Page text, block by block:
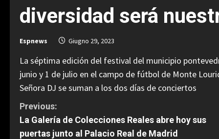
diversidad será
Espnews Giugno 29, 2023
La séptima edición del festival del municipio
junio y 1 de julio en el campo de fútbol de Monte
Señora DJ se suman a los dos días de conciertos
C
o
Previous:
La Galería de Colecciones Reales abre hoy sus
puertas junto al Palacio Real de Madrid